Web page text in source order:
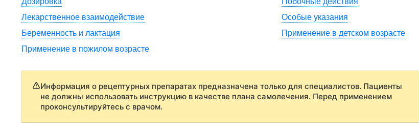
Лекарственное взаимодействие
Особые указания
Беременность и лактация
Применение в детском возрасте
Применение в пожилом возрасте
Информация о рецептурных препаратах предназначена только для специалистов. Пациенты
не должны использовать инструкцию в качестве плана самолечения. Перед применением
проконсультируйтесь с врачом.